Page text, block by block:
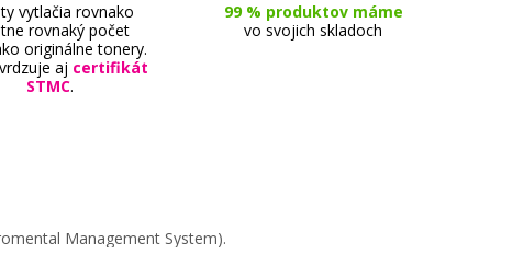
vytlačia rovnako
rovnaký počet
originálne tonery.
aj certifikát
STMC.
99 % produktov máme
vo svojich skladoch
Management System).